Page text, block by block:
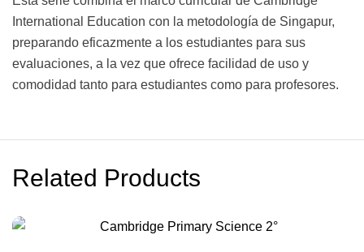
International Education con la metodología de Singapur,
preparando eficazmente a los estudiantes para sus
evaluaciones, a la vez que ofrece facilidad de uso y
comodidad tanto para estudiantes como para profesores.
Related Products